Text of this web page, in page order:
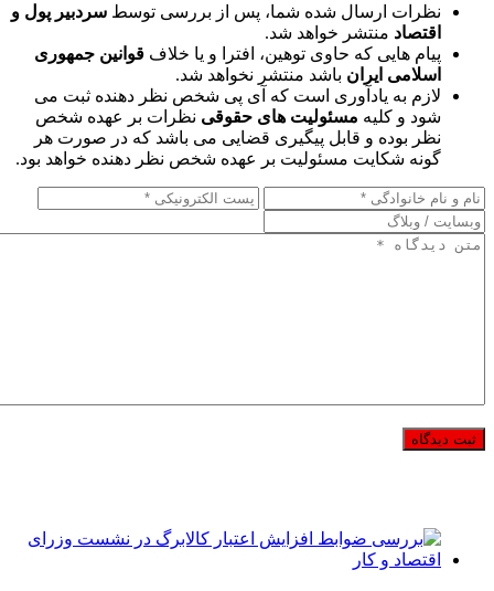
نظرات ارسال شده شما، پس از بررسی توسط سردبیر پول و
اقتصاد منتشر خواهد شد.
پیام هایی که حاوی توهین، افترا و یا خلاف قوانین جمهوری
اسلامی ایران باشد منتشر نخواهد شد.
لازم به یادآوری است که آی پی شخص نظر دهنده ثبت می
شود و کلیه مسئولیت های حقوقی نظرات بر عهده شخص
نظر بوده و قابل پیگیری قضایی می باشد که در صورت هر
گونه شکایت مسئولیت بر عهده شخص نظر دهنده خواهد بود.